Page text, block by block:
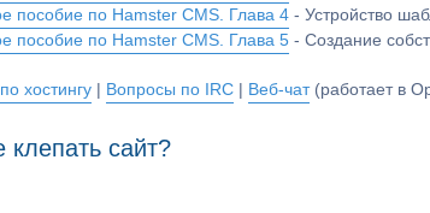
пособие по Hamster CMS. Глава 4 - Устройство
пособие по Hamster CMS. Глава 5 - Создание
хостингу | Вопросы по IRC | Веб-чат(работает в
сайт?